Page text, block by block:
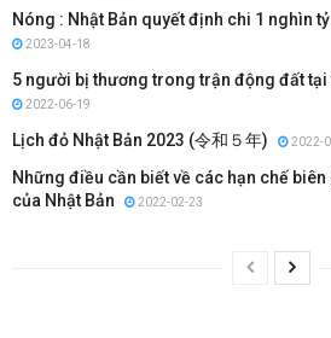
Nóng : Nhật Bản quyết định chi 1 nghìn
2023-04-18
5 người bị thương trong trận động đất
2022-06-19
Lịch đỏ Nhật Bản 2023 (令和５年) 2022-
Những điều cần biết về các hạn chế
của Nhật Bản
2022-02-23